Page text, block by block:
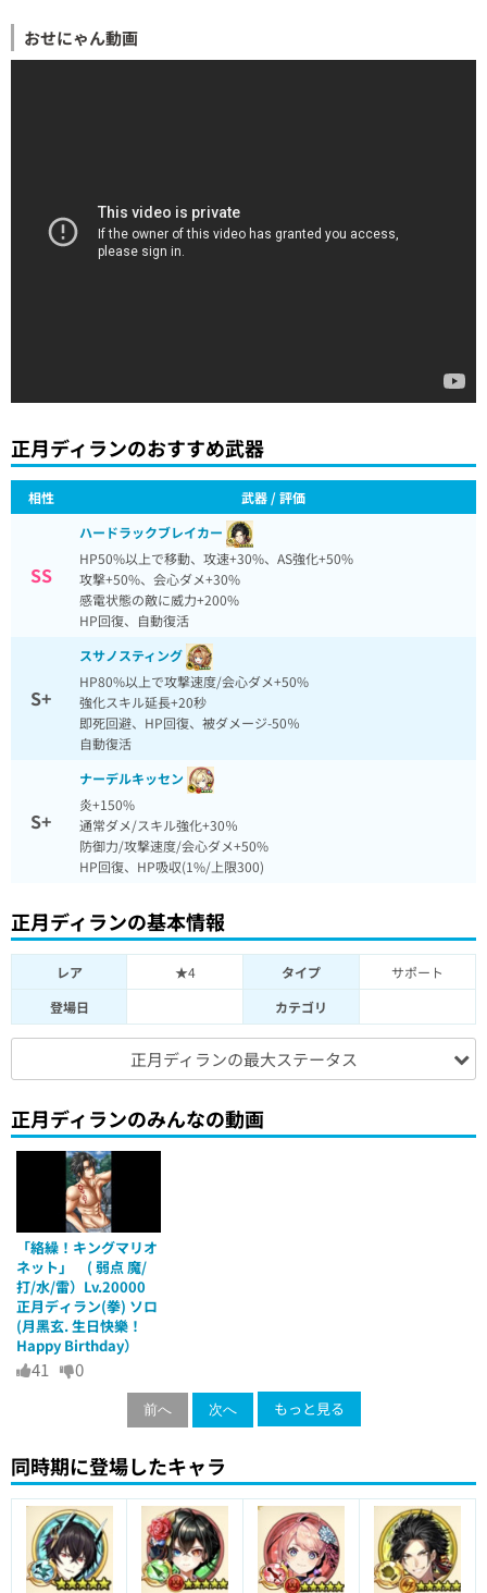
おせにゃん動画
正月ディランのおすすめ武器
相性 武器 / 評価
SS
ハードラックブレイカー
HP50%以上で移動、攻速+30%、AS強化+50%
攻撃+50%、会心ダメ+30%
感電状態の敵に威力+200%
HP回復、自動復活
S+
スサノスティング
HP80%以上で攻撃速度/会心ダメ+50%
強化スキル延長+20秒
即死回避、HP回復、被ダメージ-50％
自動復活
S+
ナーデルキッセン
炎+150%
通常ダメ/スキル強化+30％
防御力/攻撃速度/会心ダメ+50%
HP回復、HP吸収(1%/上限300)
正月ディランの基本情報
レア ★4 タイプ
サポート
登場日
カテゴリ
正月ディランの最大ステータス
正月ディランのみんなの動画
「絡繰！キングマリオ
ネット」 ( 弱点 魔/
打/水/雷）Lv.20000
正月ディラン(拳) ソロ
(月黑玄. 生日快樂！
Happy Birthday）
41 0
前へ 次へ もっと見る
同時期に登場したキャラ